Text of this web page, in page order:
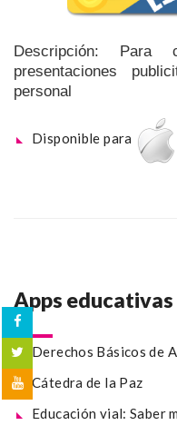
Descripción: Para
presentaciones
personal
Disponible para
Apps educativas
Derechos Básicos de
Cátedra de la Paz
Educación vial: Saber